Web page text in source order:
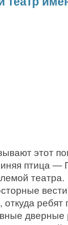
этот
птица —
театра.
ребят